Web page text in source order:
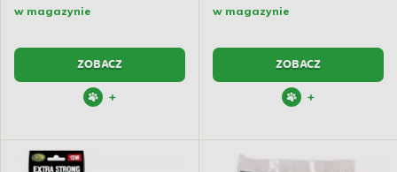
w magazynie
ZOBACZ
+
w magazynie
ZOBACZ
+